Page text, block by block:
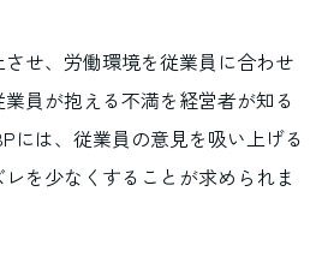
せ、労働環境を従業員に合わせ
員が抱える不満を経営者が知る
には、従業員の意見を吸い上げる
を少なくすることが求められま